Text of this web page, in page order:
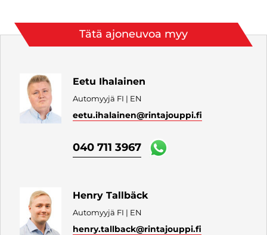
Tätä ajoneuvoa myy
Eetu Ihalainen
Automyyjä FI | EN
eetu.ihalainen@rintajouppi.fi
040 711 3967
Henry Tallbäck
Automyyjä FI | EN
henry.tallback@rintajouppi.fi